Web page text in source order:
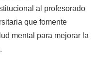
al profesorado
que fomente
mental para mejorar la